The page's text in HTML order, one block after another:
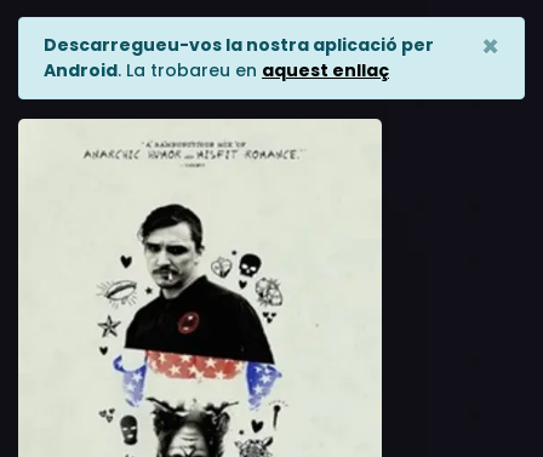
Descarregueu-vos la nostra aplicació per
Android. La trobareu en aquest enllaç
×